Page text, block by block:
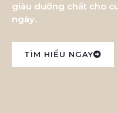
giàu dưỡng chất cho
ngày.
TÌM HIỂU NGAY